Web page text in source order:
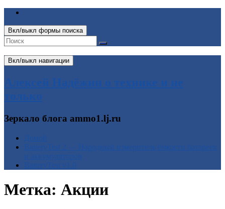
Вкл/выкл формы поиска
Вкл/выкл навигации
Алексей Надёжин о технике и не
только
Зеркало блога ammo1.lj.ru
Метка: Акции